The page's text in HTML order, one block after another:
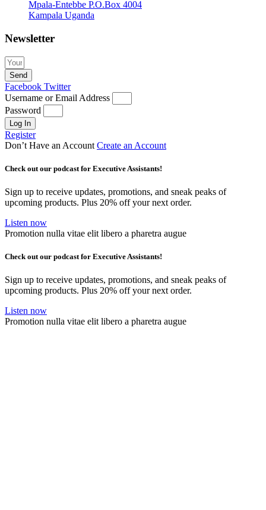
Mpala-Entebbe P.O.Box 4004
Kampala Uganda
Newsletter
Send
Facebook Twitter
Username or Email Address
Password
Log In
Register
Don’t Have an Account Create an Account
Check out our podcast for Executive Assistants!
Sign up to receive updates, promotions, and sneak peaks of
upcoming products. Plus 20% off your next order.
Listen now
Promotion nulla vitae elit libero a pharetra augue
Check out our podcast for Executive Assistants!
Sign up to receive updates, promotions, and sneak peaks of
upcoming products. Plus 20% off your next order.
Listen now
Promotion nulla vitae elit libero a pharetra augue